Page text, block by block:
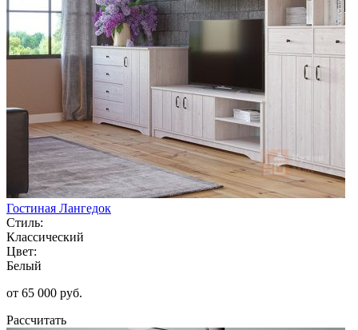
Гостиная Лангедок
Стиль:
Классический
Цвет:
Белый
от 65 000 руб.
Рассчитать